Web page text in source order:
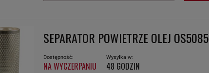
SEPARATOR POWIETRZE OLEJ OS5085
Dostępność:
NA WYCZERPANIU
Wysyłka w:
48 GODZIN